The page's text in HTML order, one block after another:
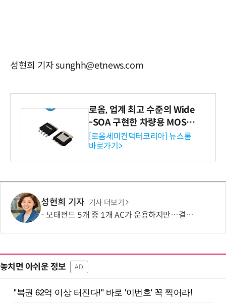
성현희 기자 sunghh@etnews.com
로옴, 업계 최고 수준의 Wide
-SOA 구현한 차량용 MOSF
ET 개발
[로옴세미컨덕터코리아] 뉴스룸
바로가기>
성현희 기자 기사 더보기
모태펀드 5개 중 1개 AC가 운용하지만…결성액 비중은 5.6%
놓치면 아쉬운 정보 AD